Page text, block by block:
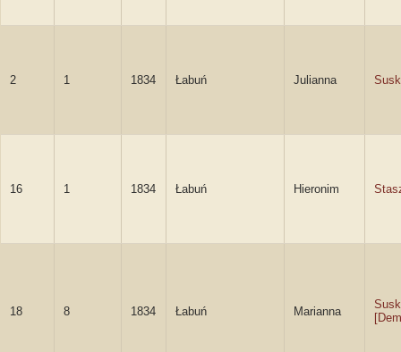
2 1 1834 Łabuń Julianna
16 1 1834 Łabuń Hieronim
18 8 1834 Łabuń Marianna